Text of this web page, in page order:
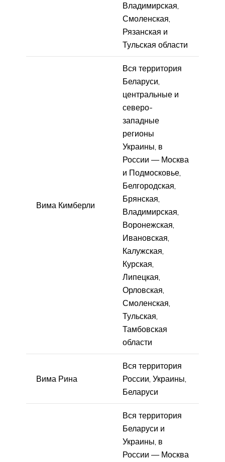
Владимирская,
Смоленская,
Рязанская и
Тульская области
Вима Кимберли
Вся территория
Беларуси,
центральные и
северо-
западные
регионы
Украины, в
России — Москва
и Подмосковье,
Белгородская,
Брянская,
Владимирская,
Воронежская,
Ивановская,
Калужская,
Курская,
Липецкая,
Орловская,
Смоленская,
Тульская,
Тамбовская
области
Вима Рина
Вся территория
России, Украины,
Беларуси
Вся территория
Беларуси и
Украины, в
России — Москва